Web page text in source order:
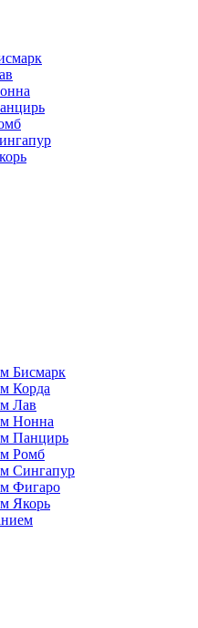
Бисмарк
Корда
Лав
Нонна
Панцирь
Ромб
Сингапур
Фигаро
Якорь